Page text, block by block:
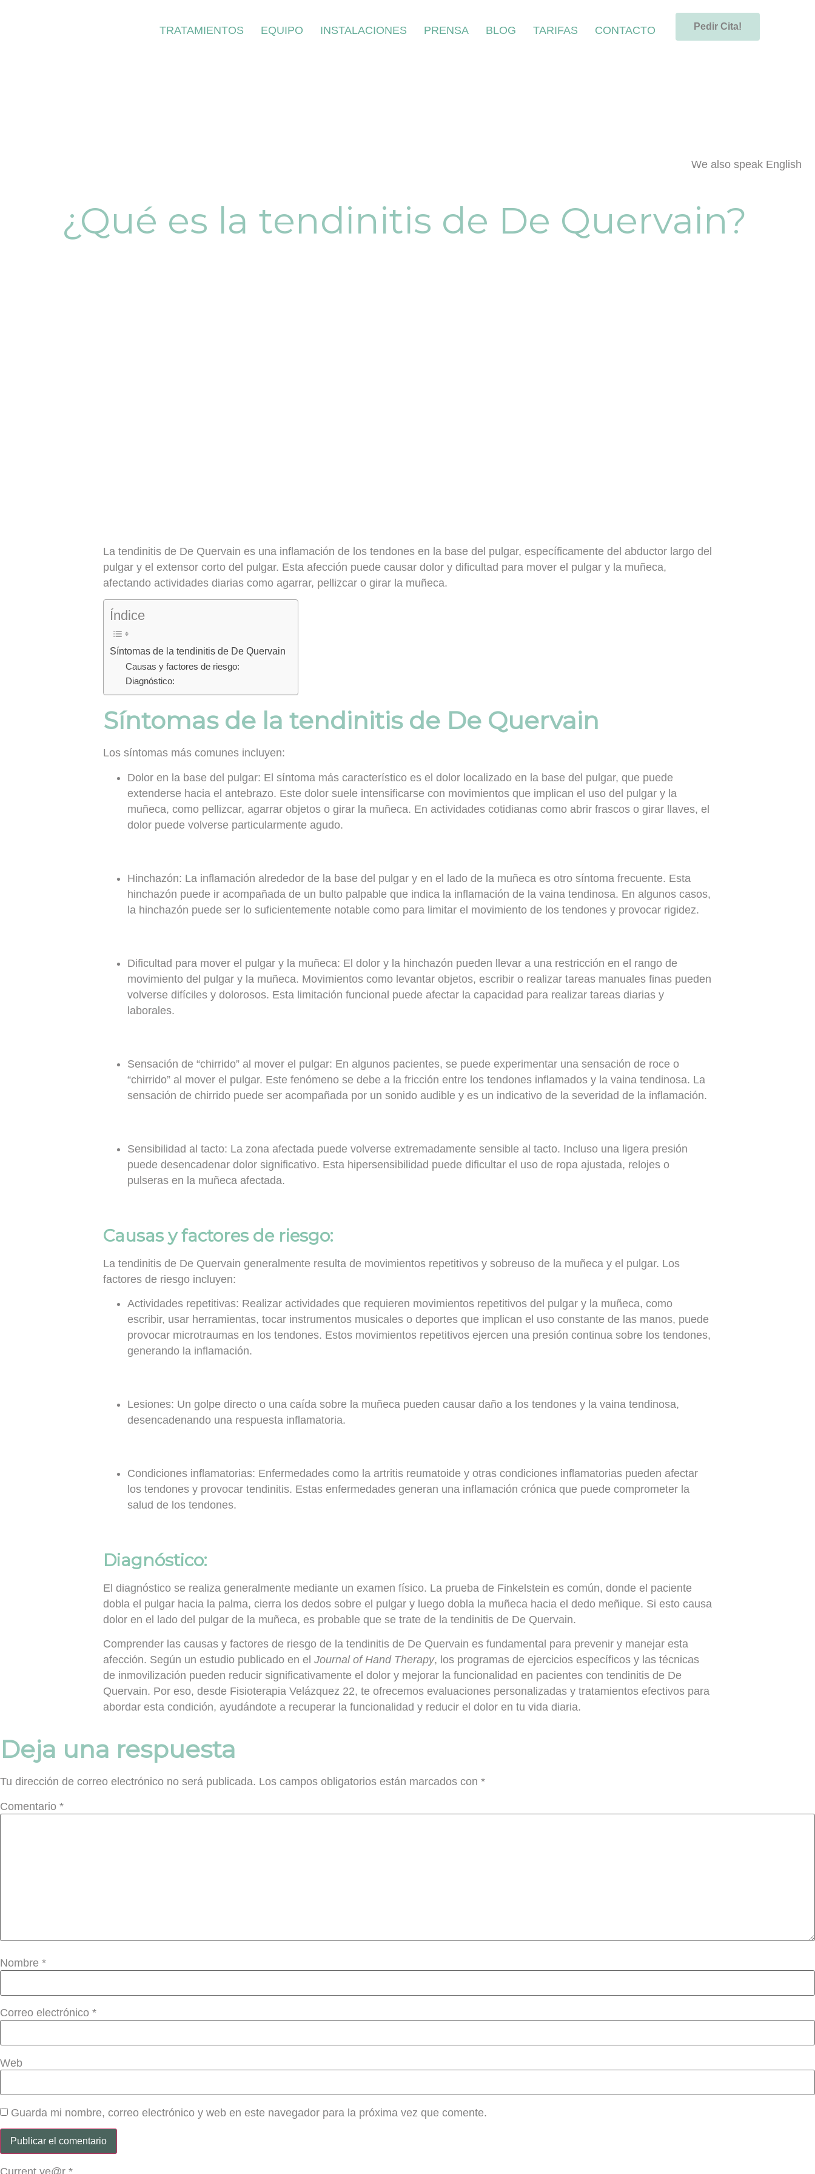
TRATAMIENTOS EQUIPO INSTALACIONES PRENSA BLOG TARIFAS CONTACTO Pedir Cita!
We also speak English
¿Qué es la tendinitis de De Quervain?
La tendinitis de De Quervain es una inflamación de los tendones en la base del pulgar, específicamente del abductor largo del
pulgar y el extensor corto del pulgar. Esta afección puede causar dolor y dificultad para mover el pulgar y la muñeca,
afectando actividades diarias como agarrar, pellizcar o girar la muñeca.
Índice
Síntomas de la tendinitis de De Quervain
Causas y factores de riesgo:
Diagnóstico:
Síntomas de la tendinitis de De Quervain
Los síntomas más comunes incluyen:
Dolor en la base del pulgar: El síntoma más característico es el dolor localizado en la base del pulgar, que puede
extenderse hacia el antebrazo. Este dolor suele intensificarse con movimientos que implican el uso del pulgar y la
muñeca, como pellizcar, agarrar objetos o girar la muñeca. En actividades cotidianas como abrir frascos o girar llaves, el
dolor puede volverse particularmente agudo.
Hinchazón: La inflamación alrededor de la base del pulgar y en el lado de la muñeca es otro síntoma frecuente. Esta
hinchazón puede ir acompañada de un bulto palpable que indica la inflamación de la vaina tendinosa. En algunos casos,
la hinchazón puede ser lo suficientemente notable como para limitar el movimiento de los tendones y provocar rigidez.
Dificultad para mover el pulgar y la muñeca: El dolor y la hinchazón pueden llevar a una restricción en el rango de
movimiento del pulgar y la muñeca. Movimientos como levantar objetos, escribir o realizar tareas manuales finas pueden
volverse difíciles y dolorosos. Esta limitación funcional puede afectar la capacidad para realizar tareas diarias y
laborales.
Sensación de “chirrido” al mover el pulgar: En algunos pacientes, se puede experimentar una sensación de roce o
“chirrido” al mover el pulgar. Este fenómeno se debe a la fricción entre los tendones inflamados y la vaina tendinosa. La
sensación de chirrido puede ser acompañada por un sonido audible y es un indicativo de la severidad de la inflamación.
Sensibilidad al tacto: La zona afectada puede volverse extremadamente sensible al tacto. Incluso una ligera presión
puede desencadenar dolor significativo. Esta hipersensibilidad puede dificultar el uso de ropa ajustada, relojes o
pulseras en la muñeca afectada.
Causas y factores de riesgo:
La tendinitis de De Quervain generalmente resulta de movimientos repetitivos y sobreuso de la muñeca y el pulgar. Los
factores de riesgo incluyen:
Actividades repetitivas: Realizar actividades que requieren movimientos repetitivos del pulgar y la muñeca, como
escribir, usar herramientas, tocar instrumentos musicales o deportes que implican el uso constante de las manos, puede
provocar microtraumas en los tendones. Estos movimientos repetitivos ejercen una presión continua sobre los tendones,
generando la inflamación.
Lesiones: Un golpe directo o una caída sobre la muñeca pueden causar daño a los tendones y la vaina tendinosa,
desencadenando una respuesta inflamatoria.
Condiciones inflamatorias: Enfermedades como la artritis reumatoide y otras condiciones inflamatorias pueden afectar
los tendones y provocar tendinitis. Estas enfermedades generan una inflamación crónica que puede comprometer la
salud de los tendones.
Diagnóstico:
El diagnóstico se realiza generalmente mediante un examen físico. La prueba de Finkelstein es común, donde el paciente
dobla el pulgar hacia la palma, cierra los dedos sobre el pulgar y luego dobla la muñeca hacia el dedo meñique. Si esto causa
dolor en el lado del pulgar de la muñeca, es probable que se trate de la tendinitis de De Quervain.
Comprender las causas y factores de riesgo de la tendinitis de De Quervain es fundamental para prevenir y manejar esta
afección. Según un estudio publicado en el Journal of Hand Therapy, los programas de ejercicios específicos y las técnicas
de inmovilización pueden reducir significativamente el dolor y mejorar la funcionalidad en pacientes con tendinitis de De
Quervain. Por eso, desde Fisioterapia Velázquez 22, te ofrecemos evaluaciones personalizadas y tratamientos efectivos para
abordar esta condición, ayudándote a recuperar la funcionalidad y reducir el dolor en tu vida diaria.
Deja una respuesta
Tu dirección de correo electrónico no será publicada. Los campos obligatorios están marcados con *
Comentario *
Nombre *
Correo electrónico *
Web
Guarda mi nombre, correo electrónico y web en este navegador para la próxima vez que comente.
Current ye@r *